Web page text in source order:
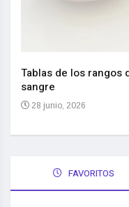
Tablas de los rangos
sangre
28 junio, 2026
FAVORITOS